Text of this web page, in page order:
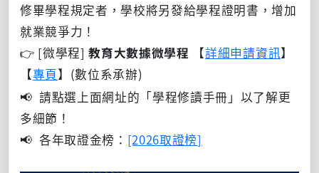
修畢學程規定者，學校將另發給學程證明書，增加
就業競爭力！
👉 [微學程]教育大數據微學程 【詳細申請資訊】
【專頁】(數位系承辦)
📢 請點選上面網址的「學程修讀手冊」以了解更
多細節！
📢 各年取證金榜： [2026取證榜]